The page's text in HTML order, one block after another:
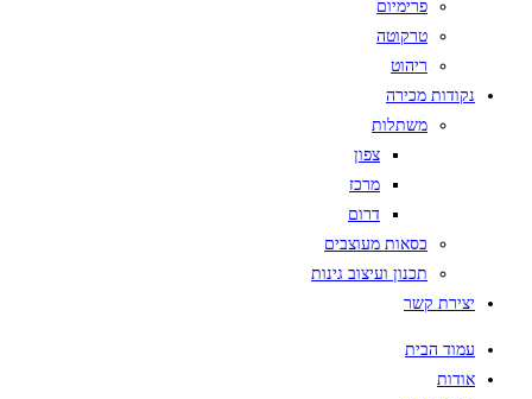
פרימיום
טרקוטה
ריהוט
נקודות מכירה
משתלות
צפון
מרכז
דרום
כסאות מעוצבים
תכנון ועיצוב גינות
יצירת קשר
עמוד הבית
אודות